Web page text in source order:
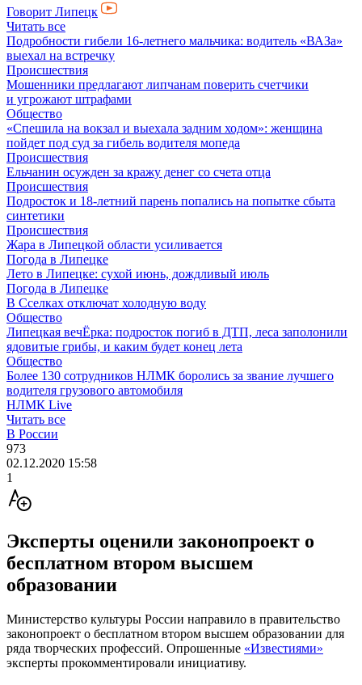
Говорит Липецк
Читать все
Подробности гибели 16-летнего мальчика: водитель «ВАЗа»
выехал на встречку
Происшествия
Мошенники предлагают липчанам поверить счетчики
и угрожают штрафами
Общество
«Спешила на вокзал и выехала задним ходом»: женщина
пойдет под суд за гибель водителя мопеда
Происшествия
Ельчанин осужден за кражу денег со счета отца
Происшествия
Подросток и 18-летний парень попались на попытке сбыта
синтетики
Происшествия
Жара в Липецкой области усиливается
Погода в Липецке
Лето в Липецке: сухой июнь, дождливый июль
Погода в Липецке
В Сселках отключат холодную воду
Общество
Липецкая вечЁрка: подросток погиб в ДТП, леса заполонили
ядовитые грибы, и каким будет конец лета
Общество
Более 130 сотрудников НЛМК боролись за звание лучшего
водителя грузового автомобиля
НЛМК Live
Читать все
В России
973
02.12.2020 15:58
1
Эксперты оценили законопроект о
бесплатном втором высшем
образовании
Министерство культуры России направило в правительство
законопроект о бесплатном втором высшем образовании для
ряда творческих профессий. Опрошенные «Известиями»
эксперты прокомментировали инициативу.